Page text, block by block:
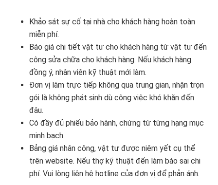
Khảo sát sự cố tại nhà cho khách hàng hoàn toàn
miễn phí.
Báo giá chi tiết vật tư cho khách hàng từ vật tư đến
công sửa chữa cho khách hàng. Nếu khách hàng
đồng ý, nhân viên kỹ thuật mới làm.
Đơn vị làm trực tiếp không qua trung gian, nhận trọn
gói là không phát sinh dù công việc khó khăn đến
đâu.
Có đầy đủ phiếu bảo hành, chứng từ từng hạng mục
minh bạch.
Bảng giá nhân công, vật tư được niêm yết cụ thể
trên website. Nếu thợ kỹ thuật đến làm báo sai chi
phí. Vui lòng liên hệ hotline của đơn vị để phản ánh.